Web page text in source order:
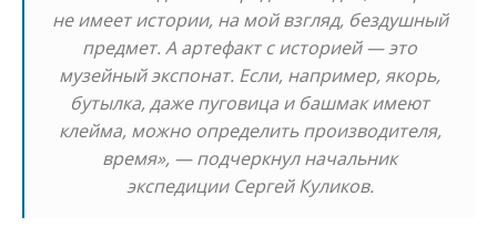
не имеет истории, на мой взгляд, бездушный
предмет. А артефакт с историей — это
музейный экспонат. Если, например, якорь,
бутылка, даже пуговица и башмак имеют
клейма, можно определить производителя,
время», — подчеркнул начальник
экспедиции Сергей Куликов.